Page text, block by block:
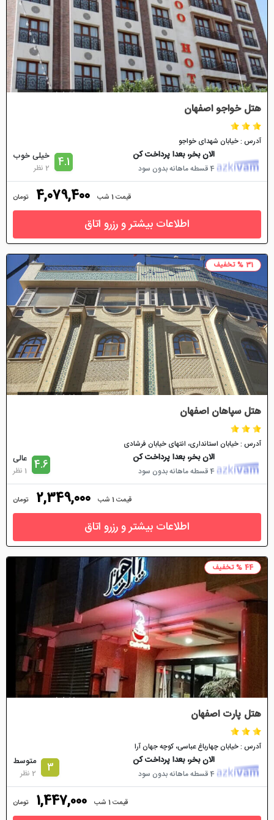
هتل خواجو اصفهان
آدرس : خیابان شهدای خواجو
الان بخر، بعدا پرداخت کن
4 قسطه ماهانه بدون سود 4.1 خیلی خوب
2 نظر
قیمت 1 شب 4,079,400 تومان
اطلاعات بیشتر و رزرو اتاق
31 % تخفیف
هتل سپاهان اصفهان
آدرس : خیابان استانداری، انتهای خیابان فرشادی
الان بخر، بعدا پرداخت کن
4 قسطه ماهانه بدون سود 4.6 عالی
1 نظر
قیمت 1 شب 2,349,000 تومان
اطلاعات بیشتر و رزرو اتاق
44 % تخفیف
هتل پارت اصفهان
آدرس : خیابان چهارباغ عباسی، کوچه جهان آرا
الان بخر، بعدا پرداخت کن
4 قسطه ماهانه بدون سود 3 متوسط
2 نظر
قیمت 1 شب 1,447,000 تومان